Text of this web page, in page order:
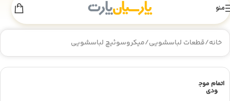
منو
خانه/قطعات لباسشویی/میکروسوئیچ لباسشویی
اتمام موج
ودی